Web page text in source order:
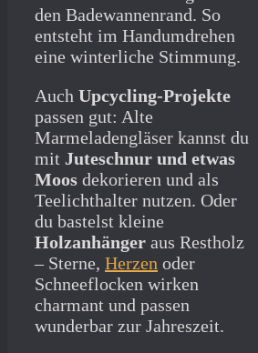
den Badewannenrand. So
entsteht im Handumdrehen
eine winterliche Stimmung.
Auch Upcycling-Projekte
passen gut: Alte
Marmeladengläser kannst du
mit Juteschnur und etwas
Moos dekorieren und als
Teelichthalter nutzen. Oder
du bastelst kleine
Holzanhänger aus Restholz
– Sterne, Herzen oder
Schneeflocken wirken
charmant und passen
wunderbar zur Jahreszeit.